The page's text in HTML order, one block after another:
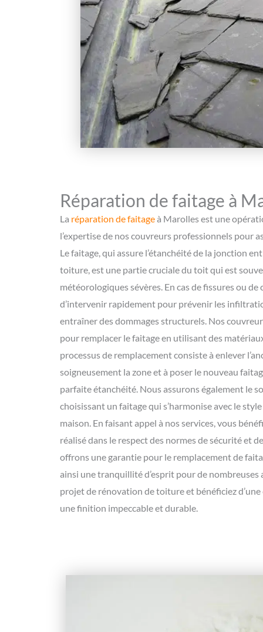
Réparation de faitage à
La réparation de faitageà Marolles est une
l’expertise de nos couvreurs professionnels pour
Le faitage, qui assure l’étanchéité de la jonction
toiture, est une partie cruciale du toit qui est
météorologiques sévères. En cas de fissures ou
d’intervenir rapidement pour prévenir les
entraîner des dommages structurels. Nos
pour remplacer le faitage en utilisant des
processus de remplacement consiste à enlever
soigneusement la zone et à poser le nouveau
parfaite étanchéité. Nous assurons également le
choisissant un faitage qui s’harmonise avec le
maison. En faisant appel à nos services, vous
réalisé dans le respect des normes de sécurité et
offrons une garantie pour le remplacement de
ainsi une tranquillité d’esprit pour de
projet de rénovation de toiture et bénéficiez
une finition impeccable et durable.